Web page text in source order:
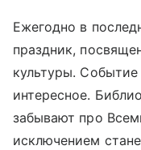
Ежегодно в
праздник,
культуры.
интересное.
забывают про
исключением